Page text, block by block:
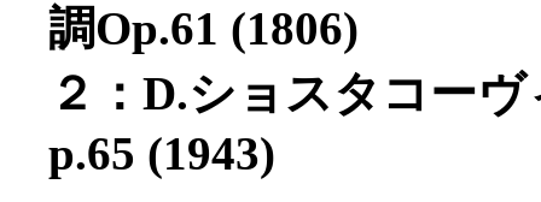
調Op.61 (1806)
２：D.ショスタコー
p.65 (1943)